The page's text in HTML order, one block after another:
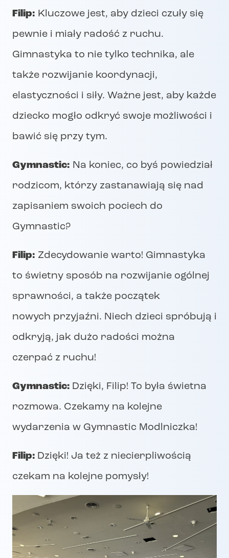
Filip: Kluczowe jest, aby dzieci czuły się
pewnie i miały radość z ruchu.
Gimnastyka to nie tylko technika, ale
także rozwijanie koordynacji,
elastyczności i siły. Ważne jest, aby każde
dziecko mogło odkryć swoje możliwości i
bawić się przy tym.
Gymnastic: Na koniec, co byś powiedział
rodzicom, którzy zastanawiają się nad
zapisaniem swoich pociech do
Gymnastic?
Filip: Zdecydowanie warto! Gimnastyka
to świetny sposób na rozwijanie ogólnej
sprawności, a także początek
nowych przyjaźni. Niech dzieci spróbują i
odkryją, jak dużo radości można
czerpać z ruchu!
Gymnastic: Dzięki, Filip! To była świetna
rozmowa. Czekamy na kolejne
wydarzenia w Gymnastic Modlniczka!
Filip: Dzięki! Ja też z niecierpliwością
czekam na kolejne pomysły!